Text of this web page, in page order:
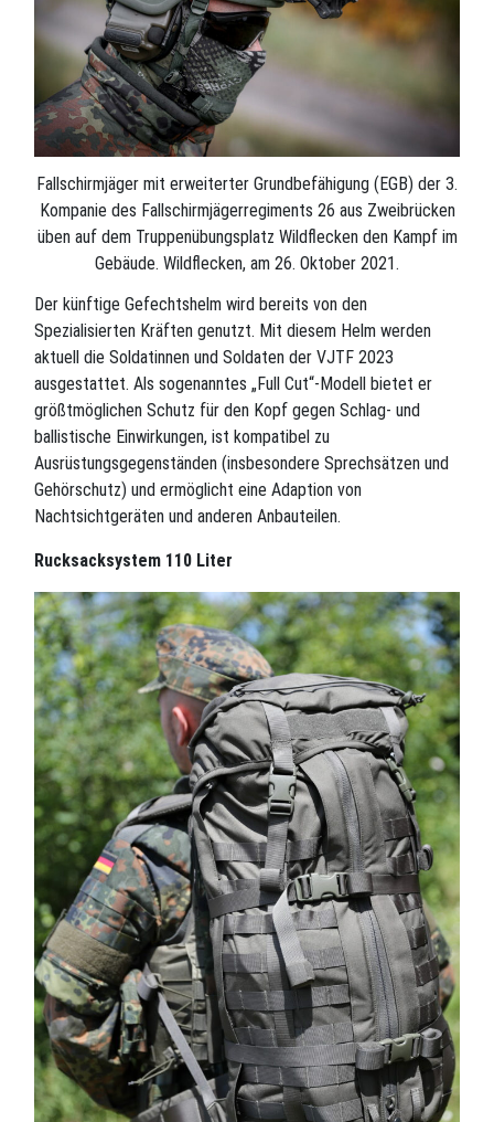
Fallschirmjäger mit erweiterter Grundbefähigung (EGB) der 3.
Kompanie des Fallschirmjägerregiments 26 aus Zweibrücken
üben auf dem Truppenübungsplatz Wildflecken den Kampf im
Gebäude. Wildflecken, am 26. Oktober 2021.
Der künftige Gefechtshelm wird bereits von den
Spezialisierten Kräften genutzt. Mit diesem Helm werden
aktuell die Soldatinnen und Soldaten der VJTF 2023
ausgestattet. Als sogenanntes „Full Cut“-Modell bietet er
größtmöglichen Schutz für den Kopf gegen Schlag- und
ballistische Einwirkungen, ist kompatibel zu
Ausrüstungsgegenständen (insbesondere Sprechsätzen und
Gehörschutz) und ermöglicht eine Adaption von
Nachtsichtgeräten und anderen Anbauteilen.
Rucksacksystem 110 Liter